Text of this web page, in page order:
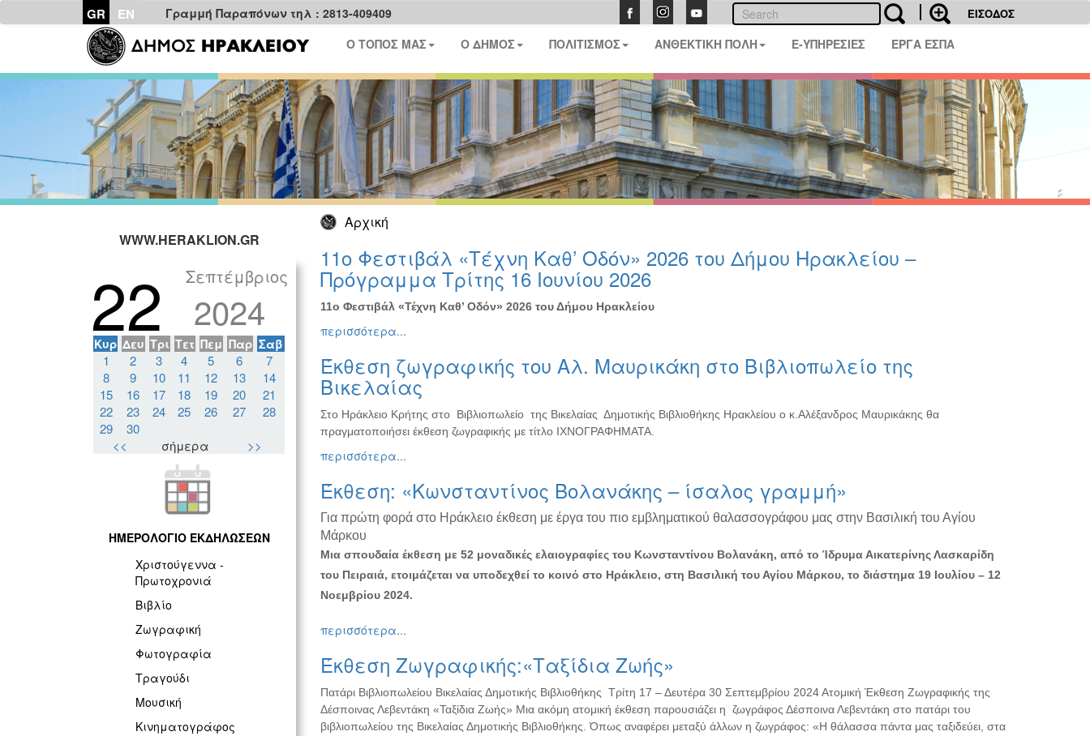
GR EN Γραμμή Παραπόνων τηλ : 2813-409409 ΕΙΣΟΔΟΣ
Ο ΤΟΠΟΣ ΜΑΣ Ο ΔΗΜΟΣ ΠΟΛΙΤΙΣΜΟΣ ΑΝΘΕΚΤΙΚΗ ΠΟΛΗ E-ΥΠΗΡΕΣΙΕΣ ΕΡΓΑ ΕΣΠΑ
Αρχική
WWW.HERAKLION.GR
22 Σεπτέμβριος
2024
Κυρ Δευ Τρι Τετ Πεμ Παρ Σαβ
1 2 3 4 5 6
7
8
9 10 11 12 13
14
15
16 17 18 19 20
21
22
23 24 25 26 27
28
29
30
<<
σήμερα >>
ΗΜΕΡΟΛΟΓΙΟ ΕΚΔΗΛΩΣΕΩΝ
Χριστούγεννα -
Πρωτοχρονιά
Βιβλίο
Ζωγραφική
Φωτογραφία
Τραγούδι
Μουσική
Κινηματογράφος
11ο Φεστιβάλ «Τέχνη Καθ’ Οδόν» 2026 του Δήμου Ηρακλείου –
Πρόγραμμα Τρίτης 16 Ιουνίου 2026
11ο Φεστιβάλ «Τέχνη Καθ’ Οδόν» 2026 του Δήμου Ηρακλείου
περισσότερα...
Έκθεση ζωγραφικής του Αλ. Μαυρικάκη στο Βιβλιοπωλείο της
Βικελαίας
Στο Ηράκλειο Κρήτης στο Βιβλιοπωλείο της Βικελαίας Δημοτικής Βιβλιοθήκης Ηρακλείου ο κ.Αλέξανδρος Μαυρικάκης θα
πραγματοποιήσει έκθεση ζωγραφικής με τίτλο ΙΧΝΟΓΡΑΦΗΜΑΤΑ.
περισσότερα...
Έκθεση: «Κωνσταντίνος Βολανάκης – ίσαλος γραμμή»
Για πρώτη φορά στο Ηράκλειο έκθεση με έργα του πιο εμβληματικού θαλασσογράφου μας στην Βασιλική του Αγίου
Μάρκου
Μια σπουδαία έκθεση με 52 μοναδικές ελαιογραφίες του Κωνσταντίνου Βολανάκη, από το Ίδρυμα Αικατερίνης Λασκαρίδη
του Πειραιά, ετοιμάζεται να υποδεχθεί το κοινό στο Ηράκλειο, στη Βασιλική του Αγίου Μάρκου, το διάστημα 19 Ιουλίου – 12
Νοεμβρίου 2024.
περισσότερα...
Έκθεση Ζωγραφικής:«Ταξίδια Ζωής»
Πατάρι Βιβλιοπωλείου Βικελαίας Δημοτικής Βιβλιοθήκης Τρίτη 17 – Δευτέρα 30 Σεπτεμβρίου 2024 Ατομική Έκθεση Ζωγραφικής της
Δέσποινας Λεβεντάκη «Ταξίδια Ζωής» Μια ακόμη ατομική έκθεση παρουσιάζει η ζωγράφος Δέσποινα Λεβεντάκη στο πατάρι του
βιβλιοπωλείου της Βικελαίας Δημοτικής Βιβλιοθήκης. Όπως αναφέρει μεταξύ άλλων η ζωγράφος: «Η θάλασσα πάντα μας ταξιδεύει, στα